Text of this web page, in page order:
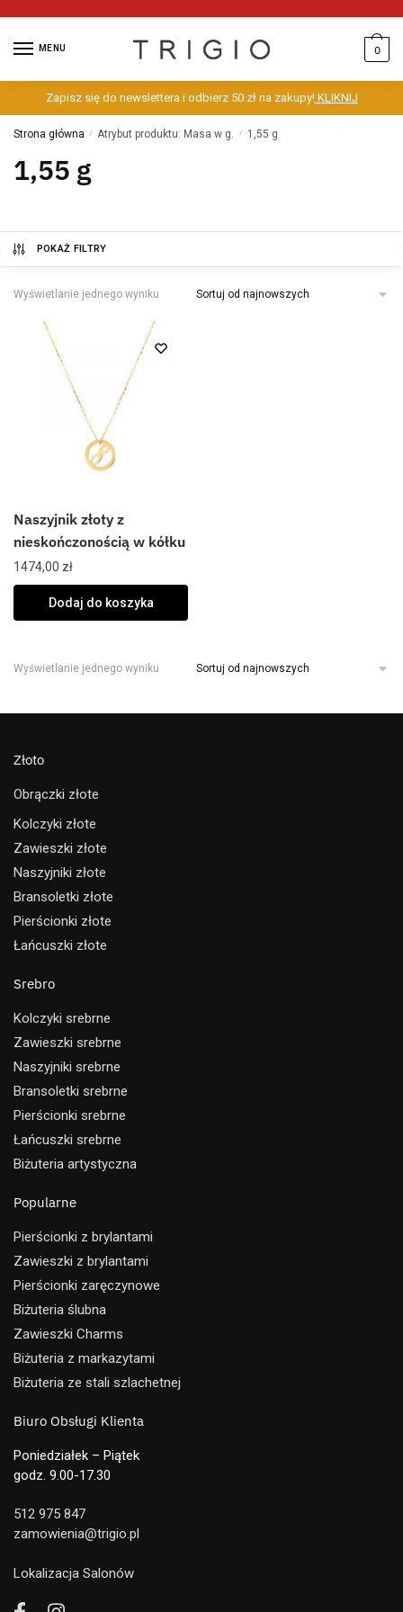
MENU 0
Zapisz się do newslettera i odbierz 50 zł na zakupy!KLIKNIJ
Strona główna / Atrybut produktu: Masa w g. / 1,55 g
1,55 g
POKAŻ FILTRY
Wyświetlanie jednego wyniku
Naszyjnik złoty z
nieskończonością w kółku
1474,00 zł
Dodaj do koszyka
Wyświetlanie jednego wyniku
Złoto
Obrączki złote
Kolczyki złote
Zawieszki złote
Naszyjniki złote
Bransoletki złote
Pierścionki złote
Łańcuszki złote
Srebro
Kolczyki srebrne
Zawieszki srebrne
Naszyjniki srebrne
Bransoletki srebrne
Pierścionki srebrne
Łańcuszki srebrne
Biżuteria artystyczna
Popularne
Pierścionki z brylantami
Zawieszki z brylantami
Pierścionki zaręczynowe
Biżuteria ślubna
Zawieszki Charms
Biżuteria z markazytami
Biżuteria ze stali szlachetnej
Biuro Obsługi Klienta
Poniedziałek – Piątek
godz. 9.00-17.30
512 975 847
zamowienia@trigio.pl
Lokalizacja Salonów